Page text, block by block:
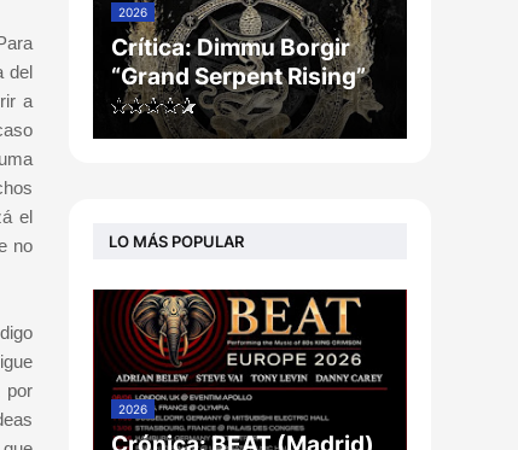
del
a
el
no
por
2026
Crítica: Dimmu Borgir
“Grand Serpent Rising”
LO MÁS POPULAR
2026